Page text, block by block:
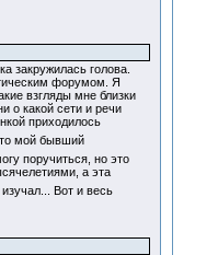
закружилась голова.
форумом. Я
взгляды мне близки
о какой сети и речи
приходилось
мой бывший
поручиться, но это
а эта
Вот и весь